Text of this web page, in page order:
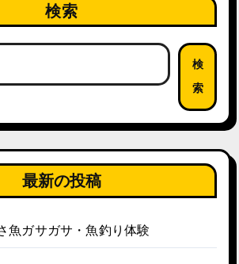
検索
検
索
最新の投稿
魚ガサガサ・魚釣り体験